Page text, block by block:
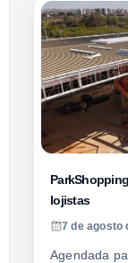
lojistas
7 de agosto
Agendada